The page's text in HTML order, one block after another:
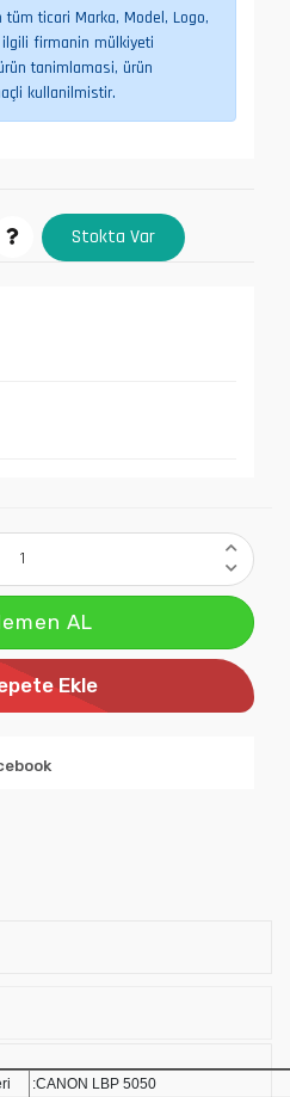
ticari Marka, Model, Logo,
firmanin mülkiyeti
tanimlamasi, ürün
kullanilmistir.
Stokta Var
AL
Ekle
:CANON LBP 5050